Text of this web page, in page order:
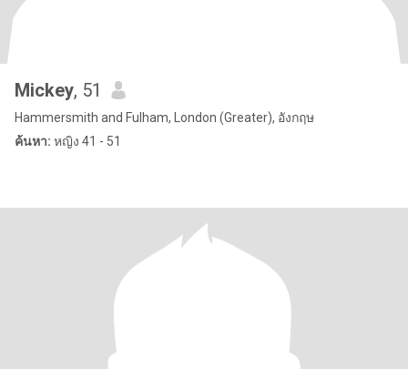
Mickey, 51
Hammersmith and Fulham, London (Greater), อังกฤษ
ค้นหา: หญิง 41 - 51